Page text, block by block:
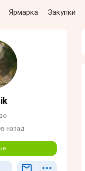
Ярмарка Закупки
назад